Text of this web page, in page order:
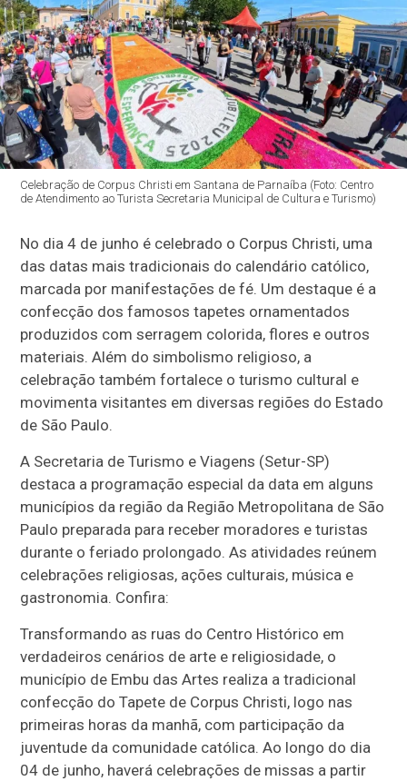
Celebração de Corpus Christi em Santana de Parnaíba (Foto: Centro
de Atendimento ao Turista Secretaria Municipal de Cultura e Turismo)
No dia 4 de junho é celebrado o Corpus Christi, uma
das datas mais tradicionais do calendário católico,
marcada por manifestações de fé. Um destaque é a
confecção dos famosos tapetes ornamentados
produzidos com serragem colorida, flores e outros
materiais. Além do simbolismo religioso, a
celebração também fortalece o turismo cultural e
movimenta visitantes em diversas regiões do Estado
de São Paulo.
A Secretaria de Turismo e Viagens (Setur-SP)
destaca a programação especial da data em alguns
municípios da região da Região Metropolitana de São
Paulo preparada para receber moradores e turistas
durante o feriado prolongado. As atividades reúnem
celebrações religiosas, ações culturais, música e
gastronomia. Confira:
Transformando as ruas do Centro Histórico em
verdadeiros cenários de arte e religiosidade, o
município de Embu das Artes realiza a tradicional
confecção do Tapete de Corpus Christi, logo nas
primeiras horas da manhã, com participação da
juventude da comunidade católica. Ao longo do dia
04 de junho, haverá celebrações de missas a partir